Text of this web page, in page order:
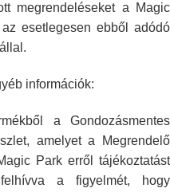
megrendeléseket a Magic
esetlegesen ebből adódó
információk:
a Gondozásmentes
amelyet a Megrendelő
Park erről
tájékoztatást
a figyelmét, hogy